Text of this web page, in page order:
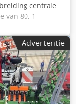
centrale
van 80, 1
1 paar HD-
/ 35, 1 paar
gekarteld
Advertentie